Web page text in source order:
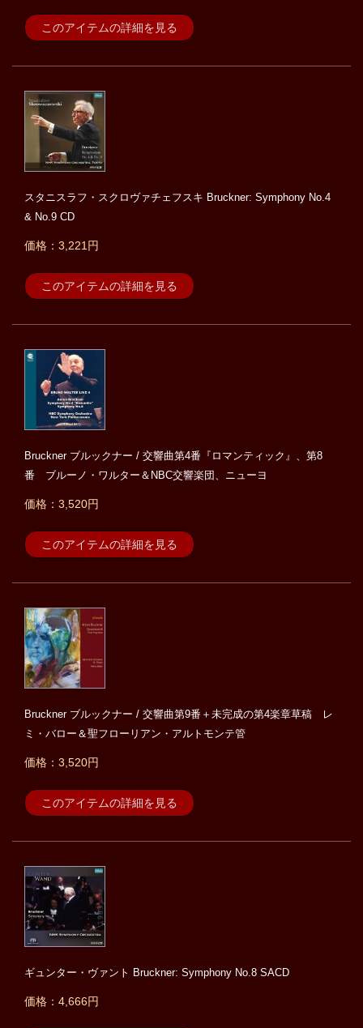
このアイテムの詳細を見る
スタニスラフ・スクロヴァチェフスキ Bruckner: Symphony No.4
& No.9 CD
価格：3,221円
このアイテムの詳細を見る
Bruckner ブルックナー / 交響曲第4番『ロマンティック』、第8
番 ブルーノ・ワルター＆NBC交響楽団、ニューヨ
価格：3,520円
このアイテムの詳細を見る
Bruckner ブルックナー / 交響曲第9番＋未完成の第4楽章草稿 レ
ミ・バロー＆聖フローリアン・アルトモンテ管
価格：3,520円
このアイテムの詳細を見る
ギュンター・ヴァント Bruckner: Symphony No.8 SACD
価格：4,666円